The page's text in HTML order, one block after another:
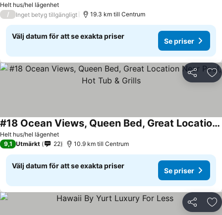
Helt hus/hel lägenhet
/ Inget betyg tillgängligt 19.3 km till Centrum
Välj datum för att se exakta priser
Se priser
Dela
Helt hus/hel lägenhet
#18 Ocean Views, Queen Bed, Great Location Near Pool, Hot Tub & Grills
9,1 Utmärkt 22 10.9 km till Centrum
Välj datum för att se exakta priser
Se priser
Dela